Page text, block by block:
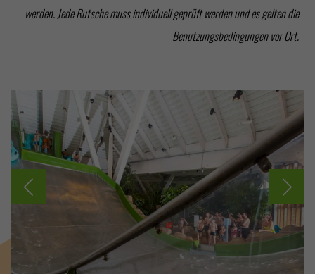
werden. Jede Rutsche muss individuell geprüft werden und es gelten die
Benutzungsbedingungen vor Ort.